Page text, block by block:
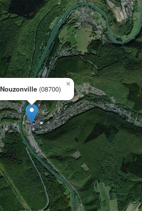
Nouzonville (08700)
×